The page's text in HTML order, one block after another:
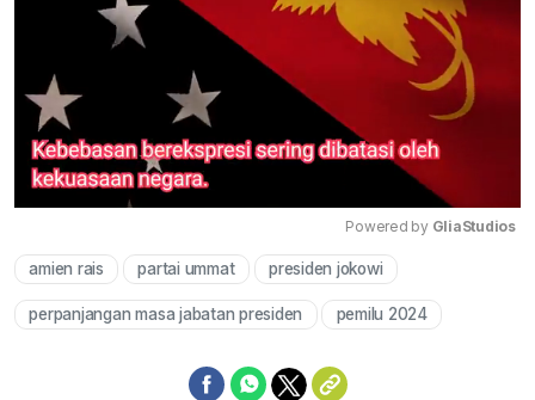
Powered by GliaStudios
amien rais partai ummat presiden jokowi
perpanjangan masa jabatan presiden pemilu 2024